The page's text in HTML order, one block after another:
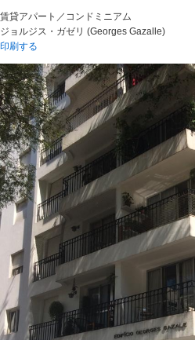
賃貸アパート／コンドミニアム
ジョルジス・ガゼリ (Georges Gazalle)
印刷する
ー
ジ
の
終
わ
り
に
な
り
ま
す
。
の
ペ
ー
ジ
の
上
部
へ
戻
り
ま
す
。